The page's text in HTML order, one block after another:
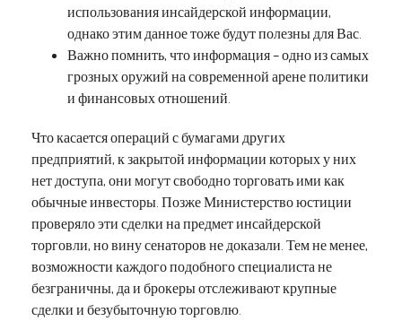
использования инсайдерской информации,
однако этим данное тоже будут полезны для Вас.
Важно помнить, что информация – одно из самых
грозных оружий на современной арене политики
и финансовых отношений.
Что касается операций с бумагами других
предприятий, к закрытой информации которых у них
нет доступа, они могут свободно торговать ими как
обычные инвесторы. Позже Министерство юстиции
проверяло эти сделки на предмет инсайдерской
торговли, но вину сенаторов не доказали. Тем не менее,
возможности каждого подобного специалиста не
безграничны, да и брокеры отслеживают крупные
сделки и безубыточную торговлю.